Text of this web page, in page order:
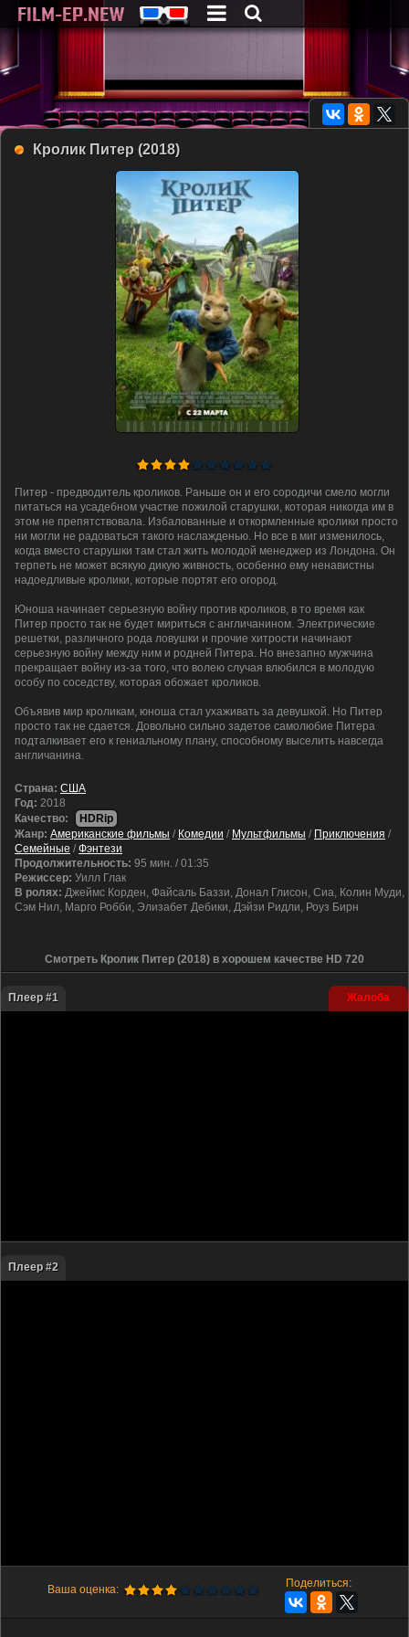
Кролик Питер (2018)
Питер - предводитель кроликов. Раньше он и его сородичи смело могли
питаться на усадебном участке пожилой старушки, которая никогда им в
этом не препятствовала. Избалованные и откормленные кролики просто
ни могли не радоваться такого наслажденью. Но все в миг изменилось,
когда вместо старушки там стал жить молодой менеджер из Лондона. Он
терпеть не может всякую дикую живность, особенно ему ненавистны
надоедливые кролики, которые портят его огород.
Юноша начинает серьезную войну против кроликов, в то время как
Питер просто так не будет мириться с англичанином. Электрические
решетки, различного рода ловушки и прочие хитрости начинают
серьезную войну между ним и родней Питера. Но внезапно мужчина
прекращает войну из-за того, что волею случая влюбился в молодую
особу по соседству, которая обожает кроликов.
Объявив мир кроликам, юноша стал ухаживать за девушкой. Но Питер
просто так не сдается. Довольно сильно задетое самолюбие Питера
подталкивает его к гениальному плану, способному выселить навсегда
англичанина.
Cтрана: США
Год: 2018
Качество:
HDRip
Жанр: Американские фильмы / Комедии / Мультфильмы / Приключения /
Семейные / Фэнтези
Продолжительность: 95 мин. / 01:35
Режиссер: Уилл Глак
В ролях: Джеймс Корден, Файсаль Баззи, Донал Глисон, Сиа, Колин Муди,
Сэм Нил, Марго Робби, Элизабет Дебики, Дэйзи Ридли, Роуз Бирн
Смотреть Кролик Питер (2018) в хорошем качестве HD 720
Плеер #1 Жалоба
Плеер #2
Ваша оценка: Поделиться: